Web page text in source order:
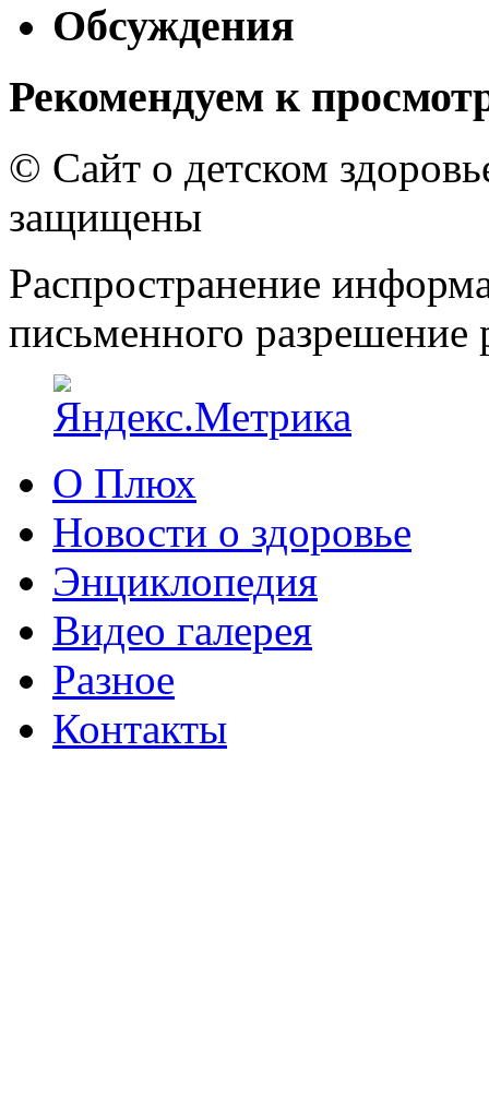
Обсуждения
Рекомендуем к
© Сайт о детском
защищены
Распространение
письменного разрешение
О Плюх
Новости о здоровье
Энциклопедия
Видео галерея
Разное
Контакты